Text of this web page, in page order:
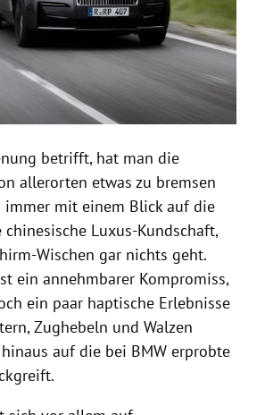
betrifft, hat man die
allerorten etwas zu bremsen
immer mit einem Blick auf die
Luxus-Kundschaft,
Wischen gar nichts geht.
ein annehmbarer Kompromiss,
ein paar haptische Erlebnisse
Zughebeln und Walzen
auf die bei BMW erprobte